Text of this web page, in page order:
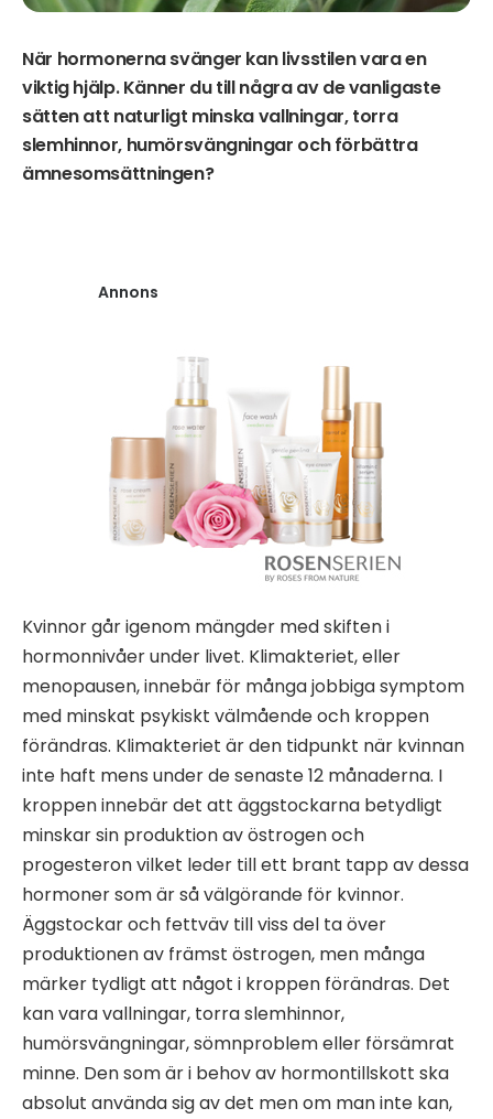
När hormonerna svänger kan livsstilen vara en
viktig hjälp. Känner du till några av de vanligaste
sätten att naturligt minska vallningar, torra
slemhinnor, humörsvängningar och förbättra
ämnesomsättningen?
Annons
Kvinnor går igenom mängder med skiften i
hormonnivåer under livet. Klimakteriet, eller
menopausen, innebär för många jobbiga symptom
med minskat psykiskt välmående och kroppen
förändras. Klimakteriet är den tidpunkt när kvinnan
inte haft mens under de senaste 12 månaderna. I
kroppen innebär det att äggstockarna betydligt
minskar sin produktion av östrogen och
progesteron vilket leder till ett brant tapp av dessa
hormoner som är så välgörande för kvinnor.
Äggstockar och fettväv till viss del ta över
produktionen av främst östrogen, men många
märker tydligt att något i kroppen förändras. Det
kan vara vallningar, torra slemhinnor,
humörsvängningar, sömnproblem eller försämrat
minne. Den som är i behov av hormontillskott ska
absolut använda sig av det men om man inte kan,